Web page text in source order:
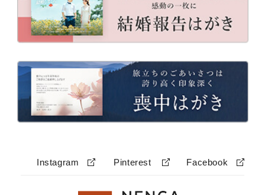
Instagram Pinterest Facebook